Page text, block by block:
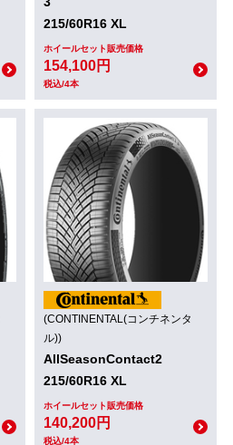
215/60R16 XL
ホイールセット販売価格
154,100円
税込/4本
(CONTINENTAL(コンチネンタ
ル))
AllSeasonContact2
215/60R16 XL
ホイールセット販売価格
140,200円
税込/4本